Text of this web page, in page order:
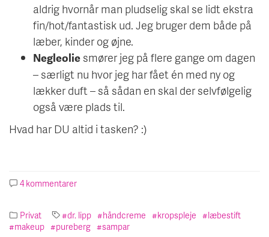
aldrig hvornår man pludselig skal se lidt ekstra
fin/hot/fantastisk ud. Jeg bruger dem både på
læber, kinder og øjne.
Negleolie smører jeg på flere gange om dagen
– særligt nu hvor jeg har fået én med ny og
lækker duft – så sådan en skal der selvfølgelig
også være plads til.
Hvad har DU altid i tasken? :)
4 kommentarer
//
I
Privat dr. lipp håndcreme kropspleje
læbestift
makeup
pureberg sampar